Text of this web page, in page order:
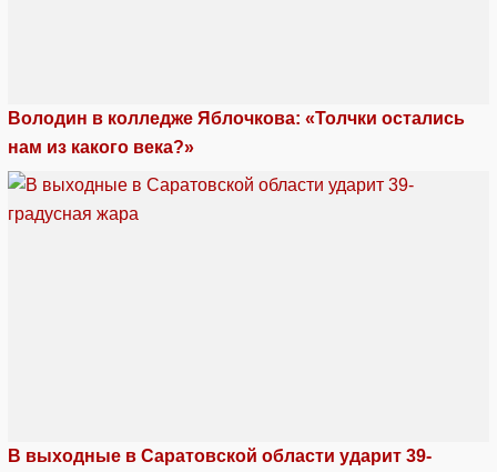
Володин в колледже Яблочкова: «Толчки остались
нам из какого века?»
В выходные в Саратовской области ударит 39-